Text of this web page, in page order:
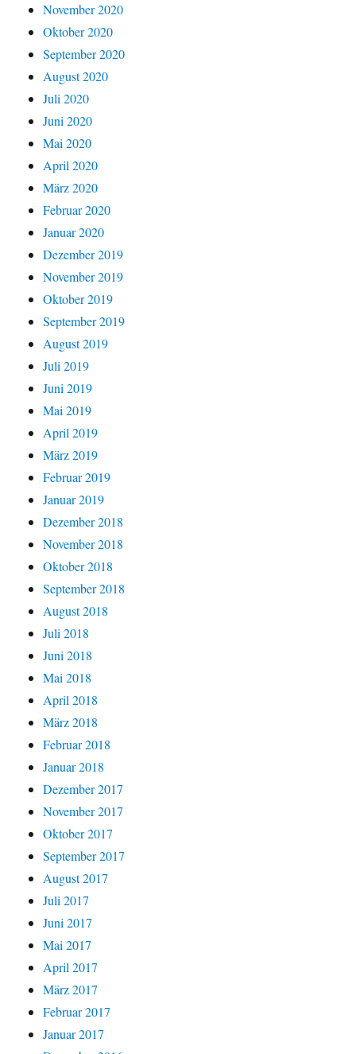
November 2020
Oktober 2020
September 2020
August 2020
Juli 2020
Juni 2020
Mai 2020
April 2020
März 2020
Februar 2020
Januar 2020
Dezember 2019
November 2019
Oktober 2019
September 2019
August 2019
Juli 2019
Juni 2019
Mai 2019
April 2019
März 2019
Februar 2019
Januar 2019
Dezember 2018
November 2018
Oktober 2018
September 2018
August 2018
Juli 2018
Juni 2018
Mai 2018
April 2018
März 2018
Februar 2018
Januar 2018
Dezember 2017
November 2017
Oktober 2017
September 2017
August 2017
Juli 2017
Juni 2017
Mai 2017
April 2017
März 2017
Februar 2017
Januar 2017